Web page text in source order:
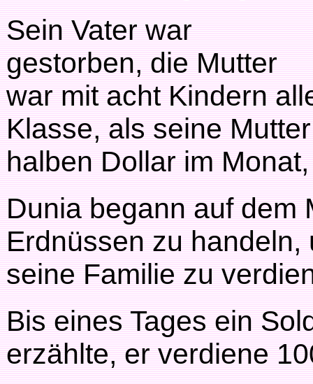
Sein Vater war
gestorben, die Mutter
war mit acht Kindern
Klasse, als seine
halben Dollar im
Dunia begann auf dem
Erdnüssen zu
seine Familie zu
Bis eines Tages ein
erzählte, er verdiene